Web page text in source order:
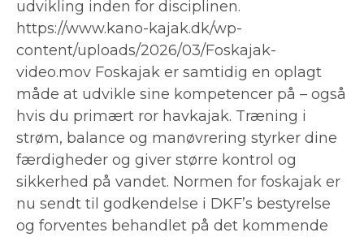
udvikling inden for disciplinen.
https://www.kano-kajak.dk/wp-
content/uploads/2026/03/Foskajak-
video.mov Foskajak er samtidig en oplagt
måde at udvikle sine kompetencer på – også
hvis du primært ror havkajak. Træning i
strøm, balance og manøvrering styrker dine
færdigheder og giver større kontrol og
sikkerhed på vandet. Normen for foskajak er
nu sendt til godkendelse i DKF’s bestyrelse
og forventes behandlet på det kommende